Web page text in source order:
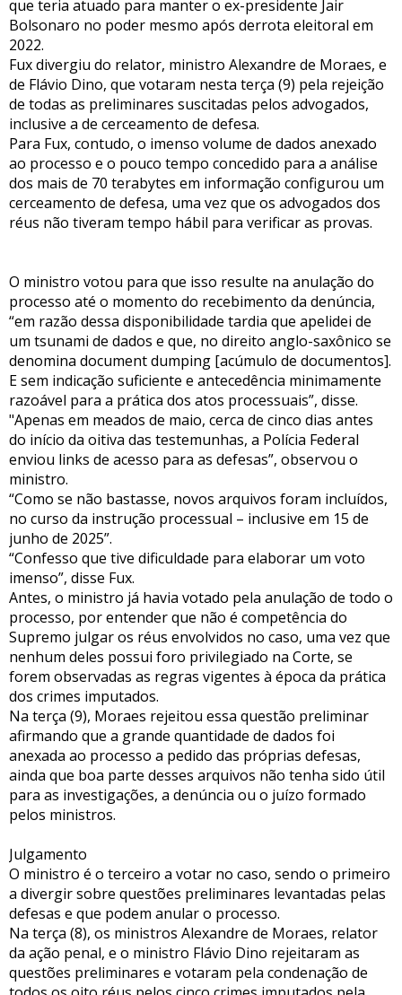
que teria atuado para manter o ex-presidente Jair
Bolsonaro no poder mesmo após derrota eleitoral em
2022.
Fux divergiu do relator, ministro Alexandre de Moraes, e
de Flávio Dino, que votaram nesta terça (9) pela rejeição
de todas as preliminares suscitadas pelos advogados,
inclusive a de cerceamento de defesa.
Para Fux, contudo, o imenso volume de dados anexado
ao processo e o pouco tempo concedido para a análise
dos mais de 70 terabytes em informação configurou um
cerceamento de defesa, uma vez que os advogados dos
réus não tiveram tempo hábil para verificar as provas.
O ministro votou para que isso resulte na anulação do
processo até o momento do recebimento da denúncia,
“em razão dessa disponibilidade tardia que apelidei de
um tsunami de dados e que, no direito anglo-saxônico se
denomina document dumping [acúmulo de documentos].
E sem indicação suficiente e antecedência minimamente
razoável para a prática dos atos processuais”, disse.
"Apenas em meados de maio, cerca de cinco dias antes
do início da oitiva das testemunhas, a Polícia Federal
enviou links de acesso para as defesas”, observou o
ministro.
“Como se não bastasse, novos arquivos foram incluídos,
no curso da instrução processual – inclusive em 15 de
junho de 2025”.
“Confesso que tive dificuldade para elaborar um voto
imenso”, disse Fux.
Antes, o ministro já havia votado pela anulação de todo o
processo, por entender que não é competência do
Supremo julgar os réus envolvidos no caso, uma vez que
nenhum deles possui foro privilegiado na Corte, se
forem observadas as regras vigentes à época da prática
dos crimes imputados.
Na terça (9), Moraes rejeitou essa questão preliminar
afirmando que a grande quantidade de dados foi
anexada ao processo a pedido das próprias defesas,
ainda que boa parte desses arquivos não tenha sido útil
para as investigações, a denúncia ou o juízo formado
pelos ministros.
Julgamento
O ministro é o terceiro a votar no caso, sendo o primeiro
a divergir sobre questões preliminares levantadas pelas
defesas e que podem anular o processo.
Na terça (8), os ministros Alexandre de Moraes, relator
da ação penal, e o ministro Flávio Dino rejeitaram as
questões preliminares e votaram pela condenação de